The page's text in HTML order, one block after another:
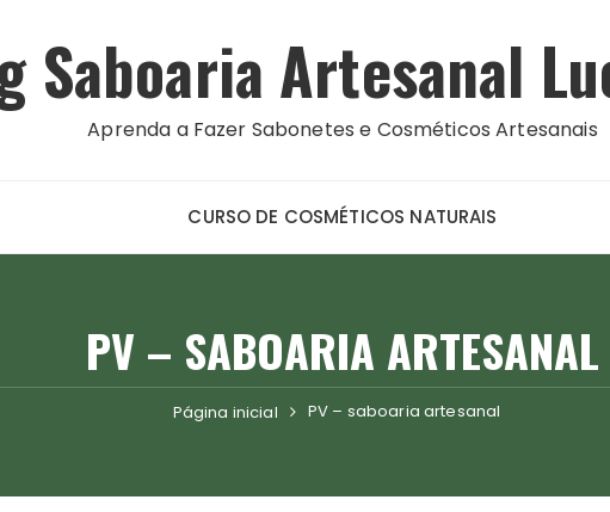
Saboaria Artesanal
Aprenda a Fazer Sabonetes e Cosméticos Artesanais
CURSO DE COSMÉTICOS NATURAIS
PV – SABOARIA ARTESANAL
Página inicial PV – saboaria artesanal